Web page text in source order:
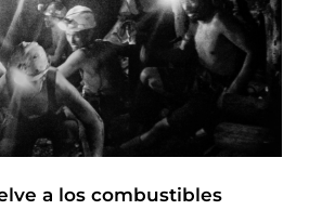
a los combustibles